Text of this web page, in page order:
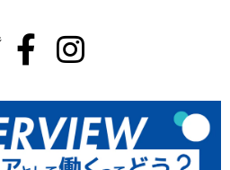
イベント
就活情報
大学生活